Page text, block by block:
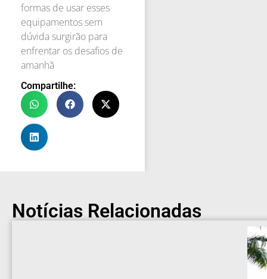
formas de usar esses
equipamentos sem
dúvida surgirão para
enfrentar os desafios de
amanhã
Compartilhe:
Notícias Relacionadas